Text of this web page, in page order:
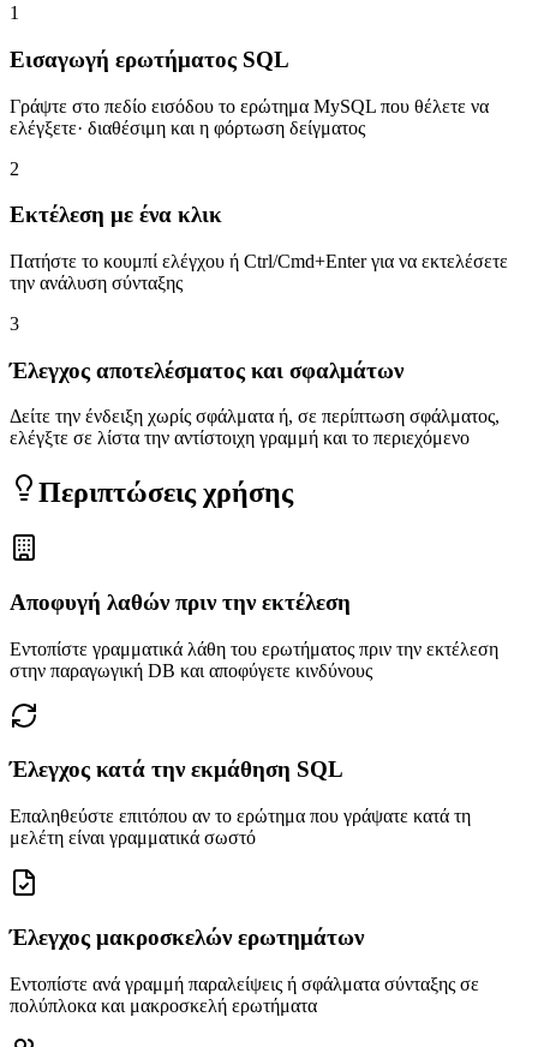
1
Εισαγωγή ερωτήματος SQL
Γράψτε στο πεδίο εισόδου το ερώτημα MySQL που θέλετε να
ελέγξετε· διαθέσιμη και η φόρτωση δείγματος
2
Εκτέλεση με ένα κλικ
Πατήστε το κουμπί ελέγχου ή Ctrl/Cmd+Enter για να εκτελέσετε
την ανάλυση σύνταξης
3
Έλεγχος αποτελέσματος και σφαλμάτων
Δείτε την ένδειξη χωρίς σφάλματα ή, σε περίπτωση σφάλματος,
ελέγξτε σε λίστα την αντίστοιχη γραμμή και το περιεχόμενο
Περιπτώσεις χρήσης
Αποφυγή λαθών πριν την εκτέλεση
Εντοπίστε γραμματικά λάθη του ερωτήματος πριν την εκτέλεση
στην παραγωγική DB και αποφύγετε κινδύνους
Έλεγχος κατά την εκμάθηση SQL
Επαληθεύστε επιτόπου αν το ερώτημα που γράψατε κατά τη
μελέτη είναι γραμματικά σωστό
Έλεγχος μακροσκελών ερωτημάτων
Εντοπίστε ανά γραμμή παραλείψεις ή σφάλματα σύνταξης σε
πολύπλοκα και μακροσκελή ερωτήματα